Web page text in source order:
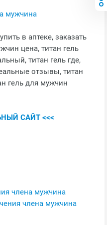
в аптеке, заказать
цена, титан гель
титан гель где,
отзывы, титан
гель для мужчин
САЙТ <<<
члена мужчина
члена мужчина